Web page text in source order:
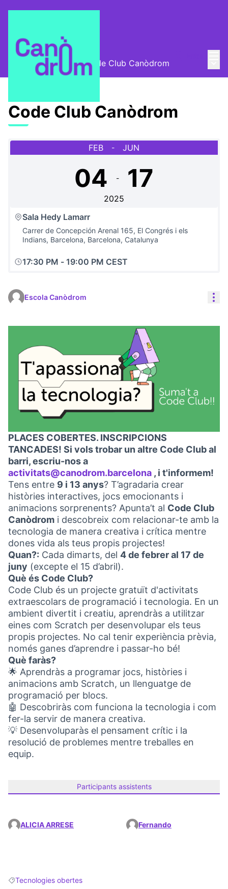
Escola Canòdrom / Code Club Canòdrom
Code Club Canòdrom
FEB - JUN
04 - 17
2025
Sala Hedy Lamarr
Carrer de Concepción Arenal 165, El Congrés i els
Indians, Barcelona, Barcelona, Catalunya
17:30 PM - 19:00 PM CEST
Escola Canòdrom
PLACES COBERTES. INSCRIPCIONS
TANCADES! Si vols trobar un altre Code Club al
barri, escriu-nos a
activitats@canodrom.barcelona
(Obrir en una
, i t'informem!
Tens entre 9 i 13 anys? T’agradaria crear
històries interactives, jocs emocionants i
animacions sorprenents? Apunta’t al Code Club
Canòdrom i descobreix com relacionar-te amb la
tecnologia de manera creativa i crítica mentre
dones vida als teus propis projectes!
Quan?: Cada dimarts, del 4 de febrer al 17 de
juny (excepte el 15 d’abril).
Què és Code Club?
Code Club és un projecte gratuït d'activitats
extraescolars de programació i tecnologia. En un
ambient divertit i creatiu, aprendràs a utilitzar
eines com Scratch per desenvolupar els teus
propis projectes. No cal tenir experiència prèvia,
només ganes d’aprendre i passar-ho bé!
Què faràs?
🌟 Aprendràs a programar jocs, històries i
animacions amb Scratch, un llenguatge de
programació per blocs.
🤖 Descobriràs com funciona la tecnologia i com
fer-la servir de manera creativa.
💡 Desenvoluparàs el pensament crític i la
resolució de problemes mentre treballes en
equip.
Participants assistents
ALICIA ARRESE Fernando
Resultats en filtrar per: Tecnologies obertes
Tecnologies obertes